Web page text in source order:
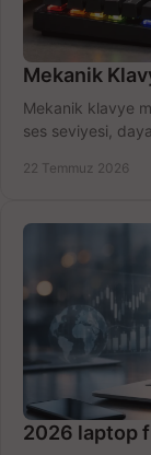
Mekanik
Mekanik klavye
ses seviyesi,
22 Temmuz 2026
2026 laptop